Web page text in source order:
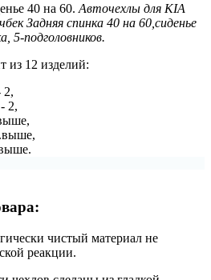
40 на 60. Авточехлы для KIA
Задняя спинка 40 на 60,сиденье
5-подголовников.
из 12 изделий:
2,
2,
чистый материал не
реакции.